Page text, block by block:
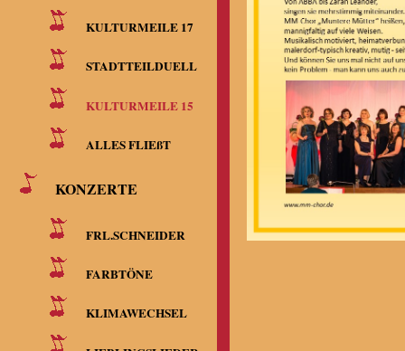
KULTURMEILE 17
STADTTEILDUELL
KULTURMEILE 15
ALLES FLIEßT
KONZERTE
FRL.SCHNEIDER
FARBTÖNE
KLIMAWECHSEL